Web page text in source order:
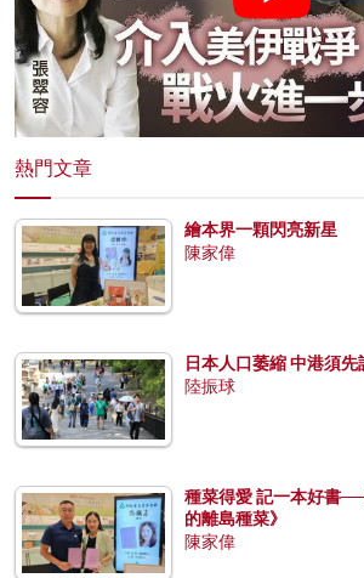
熱門文章
繪本界一顆閃亮新星
陳家偉
日本人口萎縮 中港須
陸振球
種菜得愛 記一本好書
的離島種菜》
陳家偉